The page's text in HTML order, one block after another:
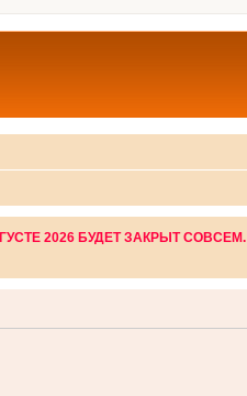
2026 БУДЕТ ЗАКРЫТ СОВСЕМ.